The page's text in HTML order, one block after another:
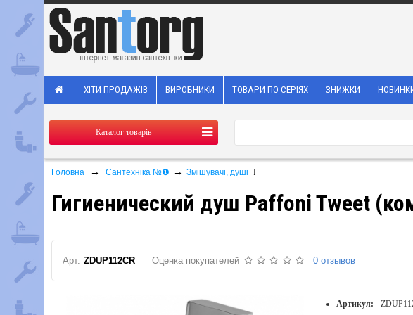
ХІТИ ПРОДАЖІВ ВИРОБНИКИ ТОВАРИ ПО СЕРІЯХ ЗНИЖКИ
Каталог товарів
Головна → Сантехніка №❶ → Змішувачі, душі ↓
Гигиенический душ Paffoni Tweet
Арт. ZDUP112CR Оценка покупателей 0 отзывов
Артикул: